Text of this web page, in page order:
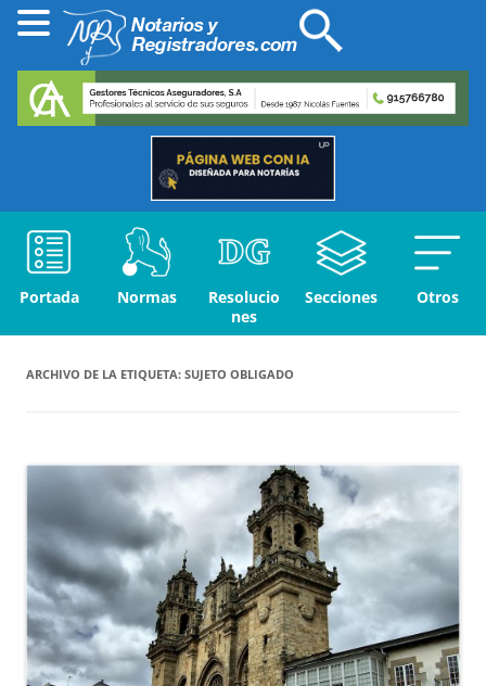
Portada Normas
Resolucio
nes
Secciones Otros
ARCHIVO DE LA ETIQUETA: SUJETO OBLIGADO